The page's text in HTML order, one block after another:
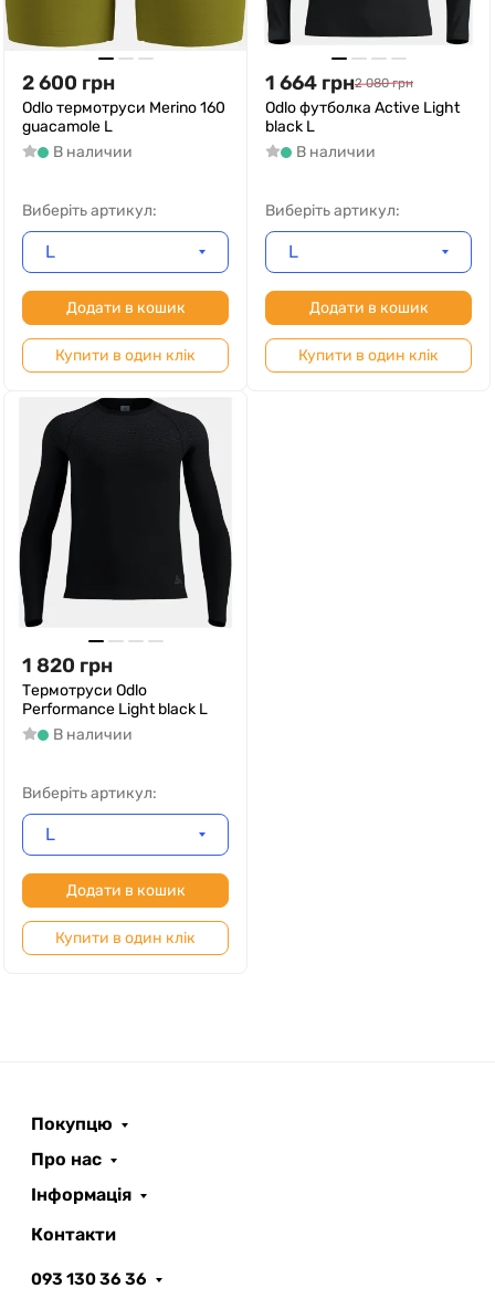
2 600 грн
Odlo термотруси Merino 160
guacamole L
В наличии
Виберіть артикул:
L
Додати в кошик
Купити в один клік
1 664 грн2 080 грн
Odlo футболка Active Light
black L
В наличии
Виберіть артикул:
L
Додати в кошик
Купити в один клік
1 820 грн
Термотруси Odlo
Performance Light black L
В наличии
Виберіть артикул:
L
Додати в кошик
Купити в один клік
Покупцю
Про нас
Інформація
Контакти
093 130 36 36